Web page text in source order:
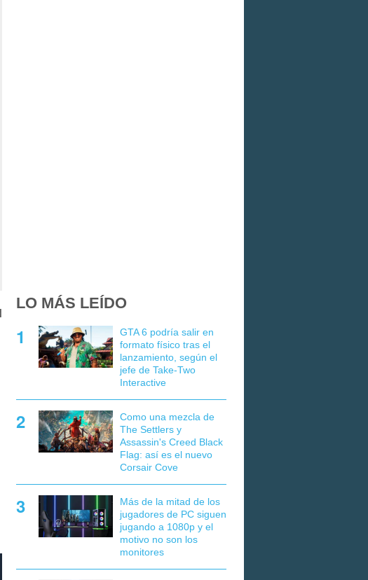
LO MÁS LEÍDO
GTA 6 podría salir en
formato físico tras el
lanzamiento, según el
jefe de Take-Two
Interactive
Como una mezcla de
The Settlers y
Assassin's Creed Black
Flag: así es el nuevo
Corsair Cove
Más de la mitad de los
jugadores de PC siguen
jugando a 1080p y el
motivo no son los
monitores